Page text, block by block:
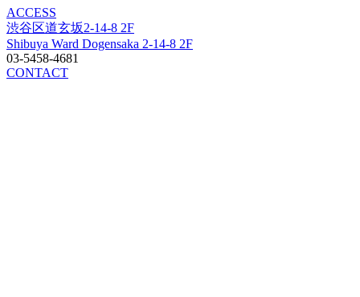
ACCESS
渋谷区道玄坂2-14-8 2F
Shibuya Ward Dogensaka 2-14-8 2F
03-5458-4681
CONTACT